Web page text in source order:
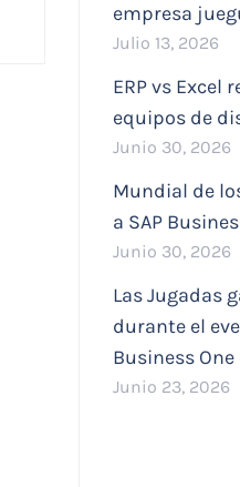
empresa
Julio 13, 2026
ERP vs Excel
equipos de
Junio 30, 2026
Mundial de
a SAP
Junio 30, 2026
Las Jugadas
durante el
Business
Junio 23, 2026